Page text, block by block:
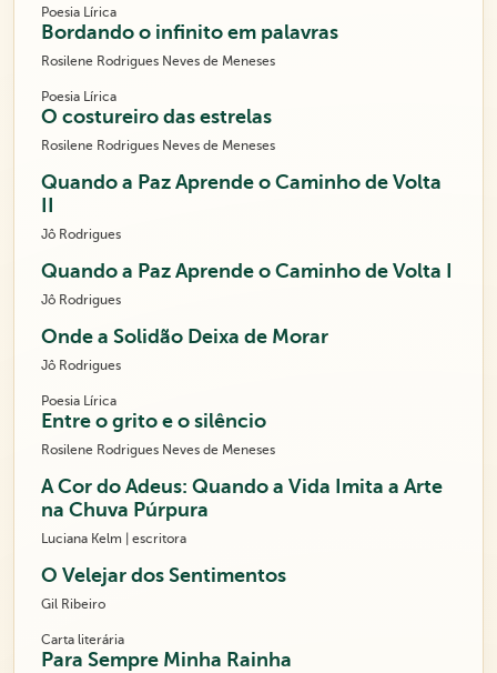
Poesia Lírica
Bordando o infinito em palavras
Rosilene Rodrigues Neves de Meneses
Poesia Lírica
O costureiro das estrelas
Rosilene Rodrigues Neves de Meneses
Quando a Paz Aprende o Caminho de Volta
Jô Rodrigues
Quando a Paz Aprende o Caminho de Volta I
Jô Rodrigues
Onde a Solidão Deixa de Morar
Jô Rodrigues
Poesia Lírica
Entre o grito e o silêncio
Rosilene Rodrigues Neves de Meneses
A Cor do Adeus: Quando a Vida Imita a Arte
na Chuva Púrpura
Luciana Kelm | escritora
O Velejar dos Sentimentos
Gil Ribeiro
Carta literária
Para Sempre Minha Rainha